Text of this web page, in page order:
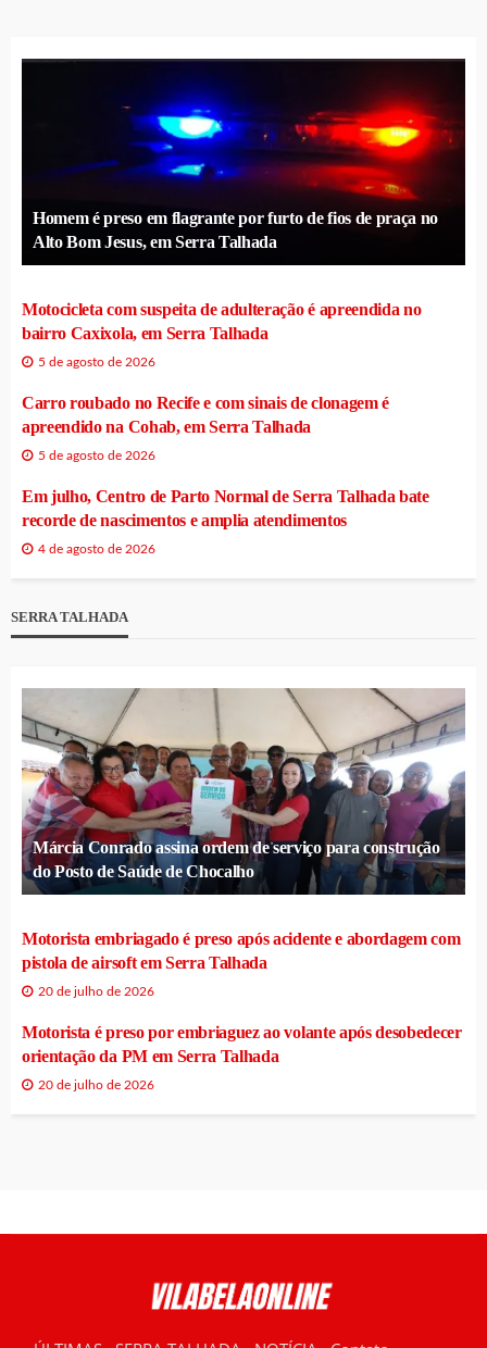
Homem é preso em flagrante por furto de fios de praça no
Alto Bom Jesus, em Serra Talhada
Motocicleta com suspeita de adulteração é apreendida no
bairro Caxixola, em Serra Talhada
5 de agosto de 2026
Carro roubado no Recife e com sinais de clonagem é
apreendido na Cohab, em Serra Talhada
5 de agosto de 2026
Em julho, Centro de Parto Normal de Serra Talhada bate
recorde de nascimentos e amplia atendimentos
4 de agosto de 2026
SERRA TALHADA
Márcia Conrado assina ordem de serviço para construção
do Posto de Saúde de Chocalho
Motorista embriagado é preso após acidente e abordagem com
pistola de airsoft em Serra Talhada
20 de julho de 2026
Motorista é preso por embriaguez ao volante após desobedecer
orientação da PM em Serra Talhada
20 de julho de 2026